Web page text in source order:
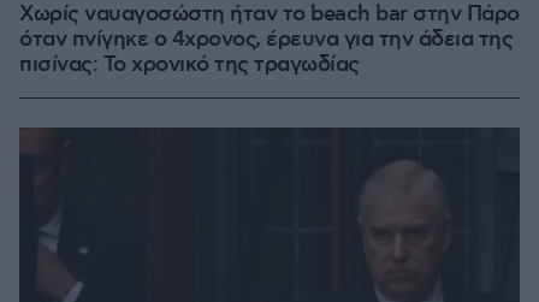
Χωρίς ναυαγοσώστη ήταν το beach bar στην Πάρο
όταν πνίγηκε ο 4χρονος, έρευνα για την άδεια της
πισίνας: Το χρονικό της τραγωδίας